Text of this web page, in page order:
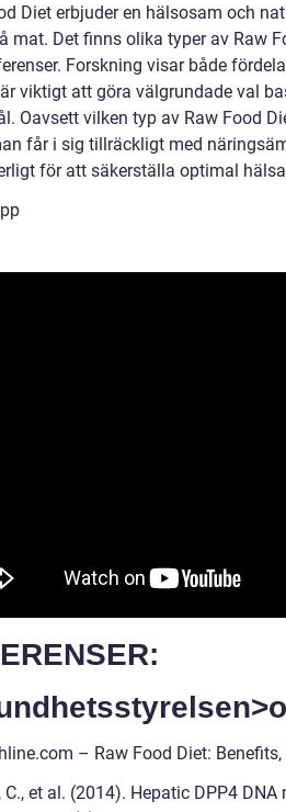
Diet erbjuder en hälsosam och
mat. Det finns olika typer av Raw
Forskning visar både
viktigt att göra välgrundade val
Oavsett vilken typ av Raw Food
får i sig tillräckligt med
för att säkerställa optimal
– Raw Food Diet:
C., et al. (2014). Hepatic DPP4